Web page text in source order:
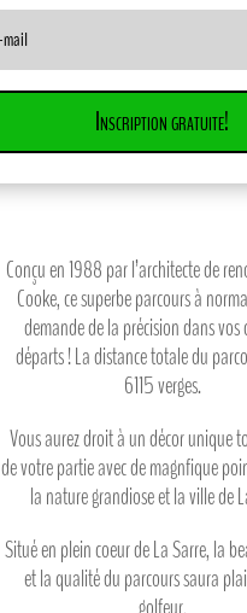
Inscription gratuite!
Conçu en 1988 par l’architecte de
Cooke, ce superbe parcours à
demande de la précision dans vos
départs ! La distance totale du
6115 verges.
Vous aurez droit à un décor unique
de votre partie avec de magnfique
la nature grandiose et la ville de
Situé en plein coeur de La Sarre, la
et la qualité du parcours saura